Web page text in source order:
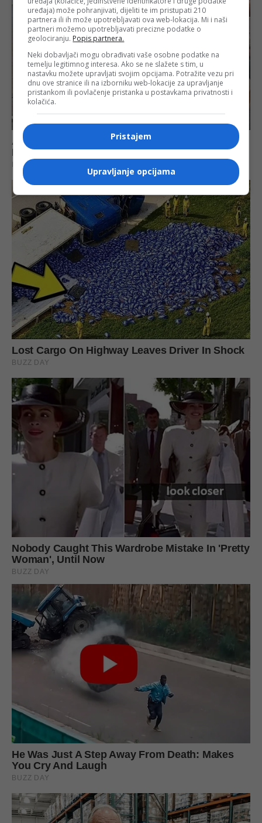
uređaja) može pohranjivati, dijeliti te im pristupati 210
partnera ili ih može upotrebljavati ova web-lokacija. Mi i naši
partneri možemo upotrebljavati precizne podatke o
geolociranju. Popis partnera.
Neki dobavljači mogu obrađivati vaše osobne podatke na
temelju legitimnog interesa. Ako se ne slažete s tim, u
nastavku možete upravljati svojim opcijama. Potražite vezu pri
dnu ove stranice ili na izborniku web-lokacije za upravljanje
pristankom ili povlačenje pristanka u postavkama privatnosti i
kolačića.
Pristajem
Upravljanje opcijama